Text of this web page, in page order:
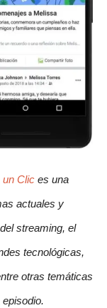
un Clic es una
actuales y
streaming, el
tecnológicas,
otras temáticas